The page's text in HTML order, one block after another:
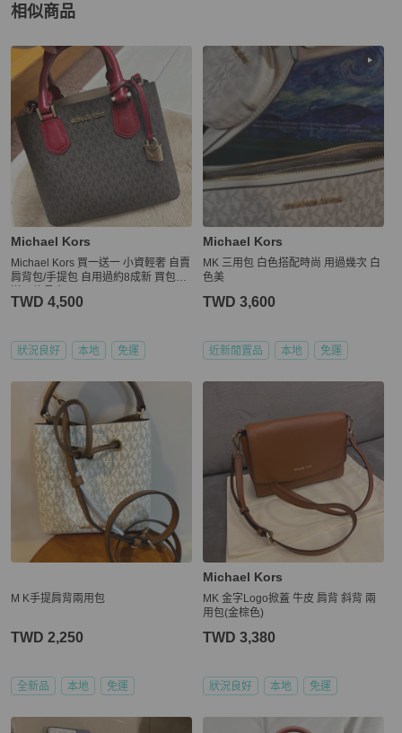
相似商品
更多相似Michael Kors 推薦精品
Michael Kors
Michael Kors 買一送一 小資輕奢 自賣
肩背包/手提包 自用過約8成新 買包包
TWD 4,500
狀況良好 本地 免運
Michael Kors
MK 三用包 白色搭配時尚 用過幾次 白
色美
TWD 3,600
近新閒置品 本地 免運
M K手提肩背兩用包
TWD 2,250
全新品 本地 免運
Michael Kors
MK 金字Logo掀蓋 牛皮 肩背 斜背 兩
用包(金棕色)
TWD 3,380
狀況良好 本地 免運